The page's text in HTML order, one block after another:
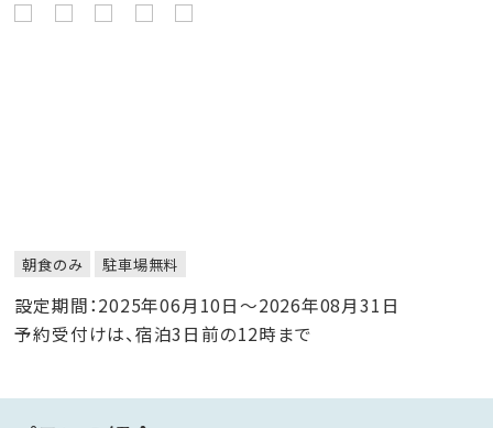
朝食のみ 駐車場無料
設定期間：2025年06月10日～2026年08月31日
予約受付けは、宿泊3日前の12時まで